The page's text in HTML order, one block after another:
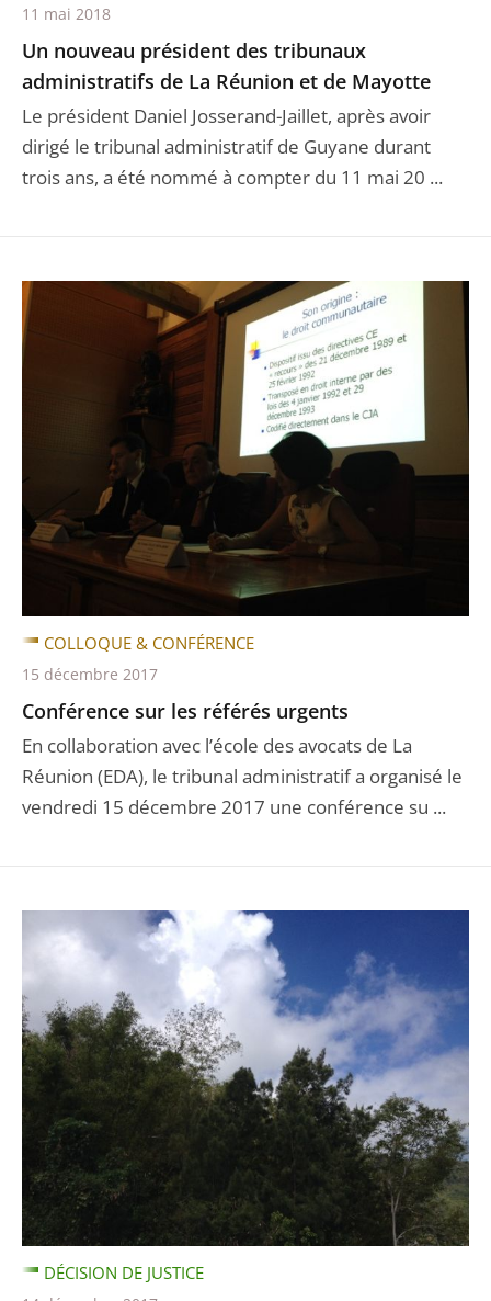
Un nouveau président des tribunaux
administratifs de La Réunion et de Mayotte
Le président Daniel Josserand-Jaillet, après avoir
dirigé le tribunal administratif de Guyane durant
trois ans, a été nommé à compter du 11 mai 20 ...
11 mai 2018
Conférence sur les référés urgents
En collaboration avec l’école des avocats de La
Réunion (EDA), le tribunal administratif a organisé le
vendredi 15 décembre 2017 une conférence su ...
COLLOQUE & CONFÉRENCE
15 décembre 2017
DÉCISION DE JUSTICE